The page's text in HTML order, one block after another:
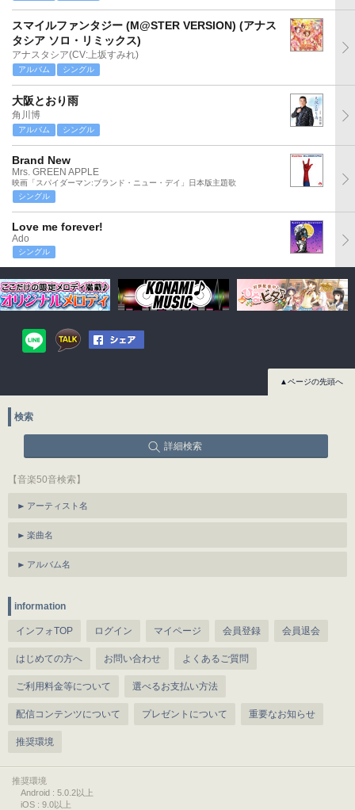
スマイルファンタジー (M@STER VERSION) (アナス
タシア ソロ・リミックス)
アナスタシア(CV:上坂すみれ)
アルバム シングル
大阪とおり雨
角川博
アルバム シングル
Brand New
Mrs. GREEN APPLE
映画「スパイダーマン:ブランド・ニュー・デイ」日本版主題歌
シングル
Love me forever!
Ado
シングル
▲ページの先頭へ
検索
詳細検索
【音楽50音検索】
アーティスト名
楽曲名
アルバム名
information
インフォTOP ログイン マイページ 会員登録 会員退会
はじめての方へ お問い合わせ よくあるご質問
ご利用料金等について 選べるお支払い方法
配信コンテンツについて プレゼントについて 重要なお知らせ
推奨環境
推奨環境
Android : 5.0.2以上
iOS : 9.0以上